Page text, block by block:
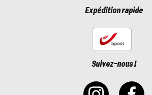
Expédition rapide
Suivez-nous !